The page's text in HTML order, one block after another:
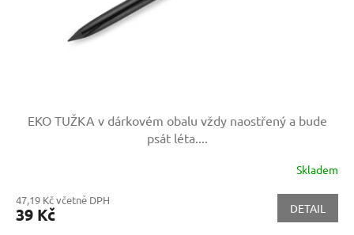
EKO TUŽKA v dárkovém obalu vždy naostřený a bude
psát léta....
Skladem
47,19 Kč včetně DPH
39 Kč DETAIL